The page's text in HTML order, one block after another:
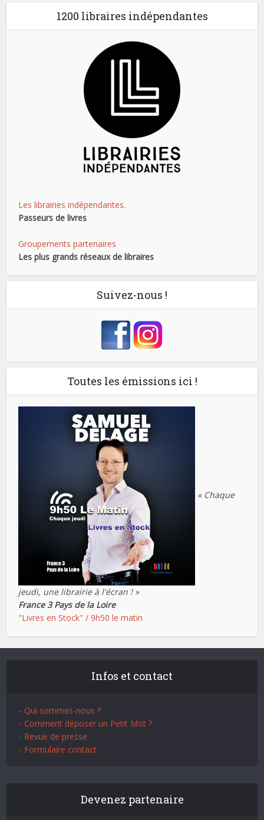
1200 libraires indépendantes
Les librairies indépendantes.
Passeurs de livres
Groupements partenaires
Les plus grands réseaux de libraires
Suivez-nous !
Toutes les émissions ici !
« Chaque
jeudi, une librairie à l'écran ! »
France 3 Pays de la Loire
"Livres en Stock" / 9h50 le matin
Infos et contact
- Qui sommes-nous ?
- Comment déposer un Petit Mot ?
- Revue de presse
- Formulaire contact
Devenez partenaire